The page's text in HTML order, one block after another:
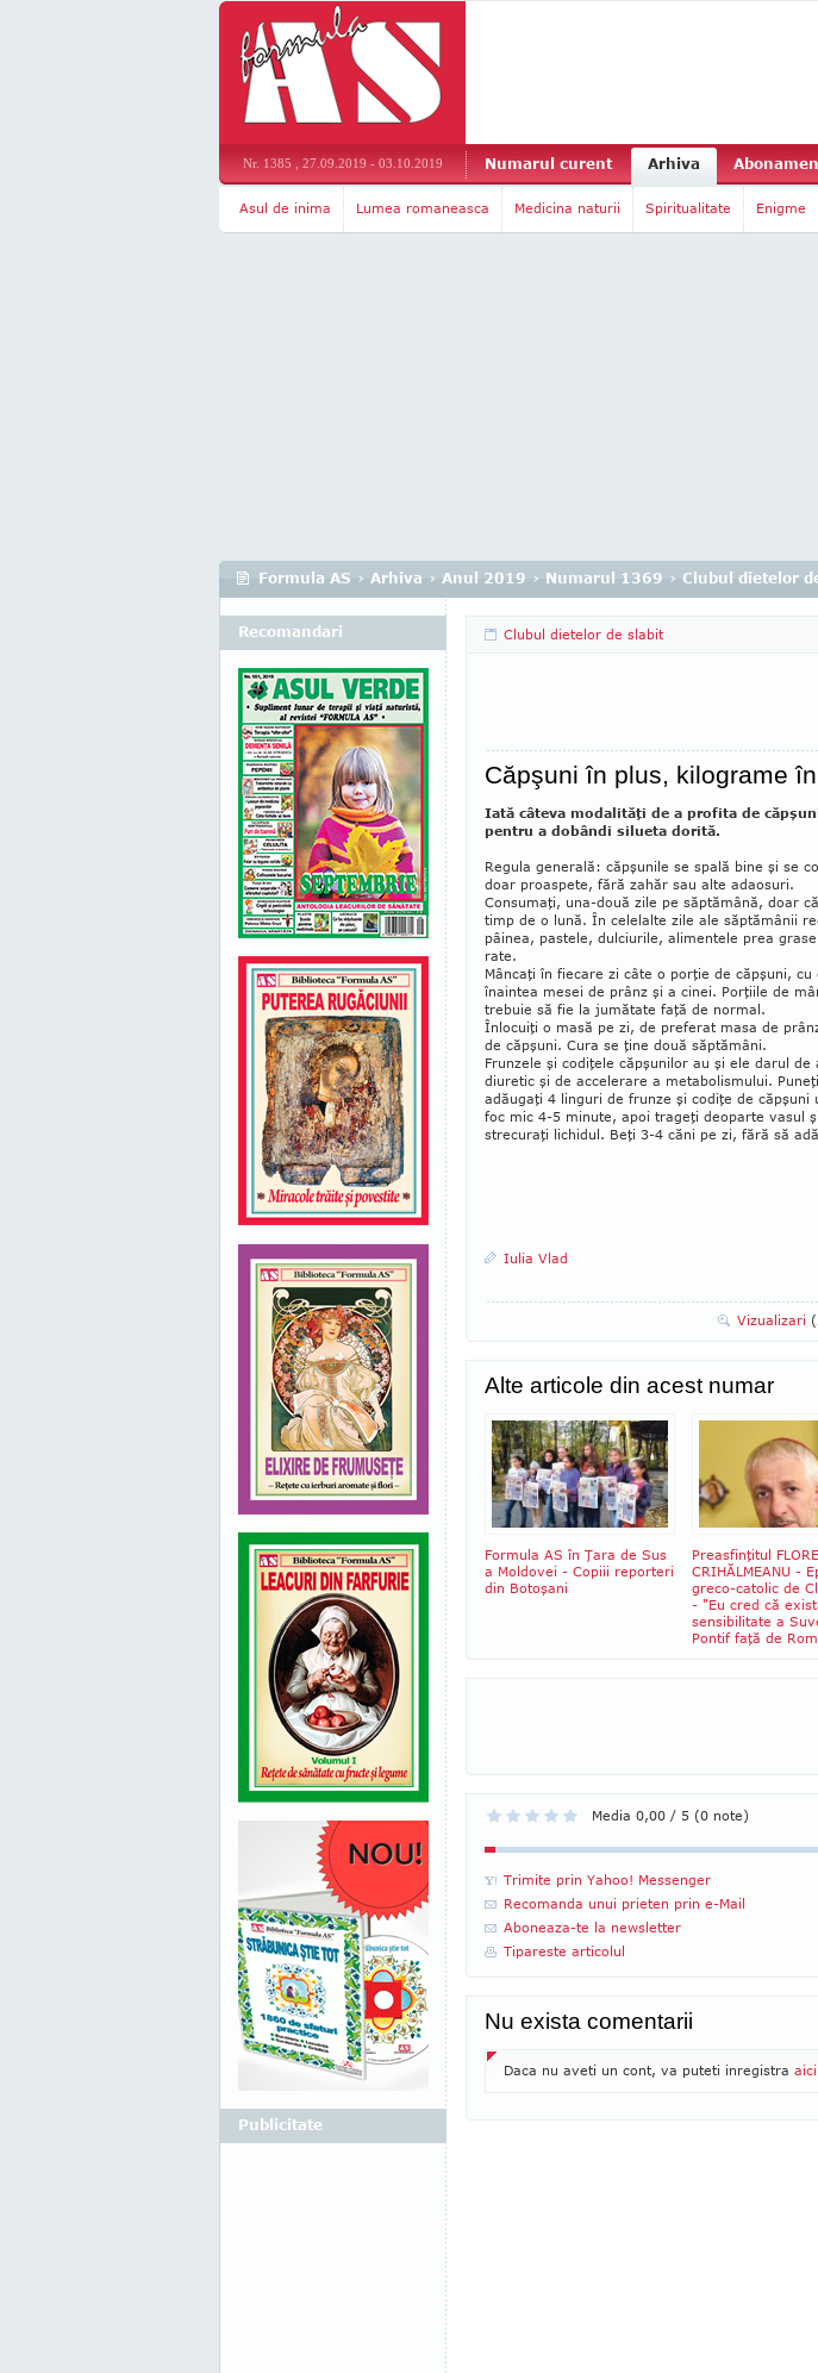
Nr. 1385 , 27.09.2019 - 03.10.2019 Numarul curent Arhiva
Asul de inima Lumea romaneasca Medicina naturii Spiritualitate Enigme
Formula AS › Arhiva › Anul 2019 › Numarul 1369 › Clubul dietelor
Clubul dietelor de slabit
Căpşuni în plus, kilograme
Iată câteva modalităţi de a pro­fita de
pentru a do­bândi silueta dorită.
Regula gene­rală: căpşunile se spală bine şi se
doar proas­pete, fără zahăr sau alte adaosuri.
Consumaţi, una-două zile pe săptămână, doar
timp de o lună. În celelalte zile ale săp­tă­mânii
pâinea, pastele, dulciurile, ali­mentele prea
rate.
Mâncaţi în fiecare zi câte o porţie de căpşuni, cu
înaintea mesei de prânz şi a cinei. Porţiile de
trebuie să fie la jumătate faţă de normal.
Înlocuiţi o masă pe zi, de preferat masa de
de căpşuni. Cura se ţine două săptămâni.
Frunzele şi codiţele căpşunilor au şi ele darul
diuretic şi de accelerare a metabolismului.
adăugaţi 4 linguri de frunze şi codiţe de
foc mic 4-5 minute, apoi trageţi deoparte vasul
strecuraţi lichidul. Beţi 3-4 căni pe zi, fără să
Iulia Vlad
Vizualizari
Alte articole din acest numar
Formula AS în Ţara de Sus
a Moldovei - Copiii reporteri
din Botoşani
Preasfinţitul
CRIHĂLMEANU -
greco-catolic de
- "Eu cred că
sensibilitate a
Pontif faţă de
Media 0,00 / 5 (0 note)
Trimite prin Yahoo! Messenger
Recomanda unui prieten prin e-Mail
Aboneaza-te la newsletter
Tipareste articolul
Nu exista comentarii
Daca nu aveti un cont, va puteti inregistra aici
Recomandari
Publicitate